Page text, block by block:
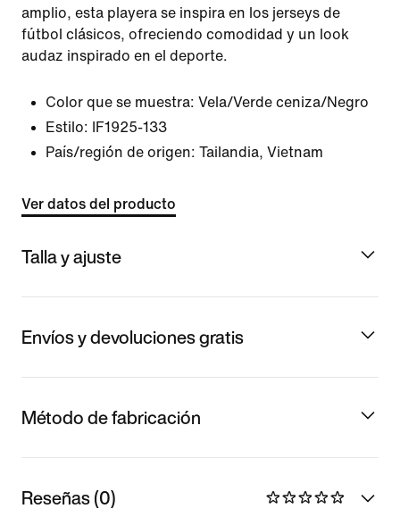
amplio, esta playera se inspira en los jerseys de
fútbol clásicos, ofreciendo comodidad y un look
audaz inspirado en el deporte.
Color que se muestra: Vela/Verde ceniza/Negro
Estilo:
IF1925-133
País/región de origen: Tailandia, Vietnam
Ver datos del producto
Talla y ajuste
Envíos y devoluciones gratis
Método de fabricación
Reseñas (0)